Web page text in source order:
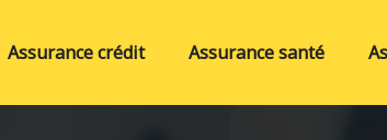
Assurance crédit Assurance santé